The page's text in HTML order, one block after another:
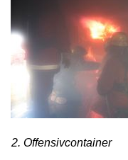
2. Offensivcontainer